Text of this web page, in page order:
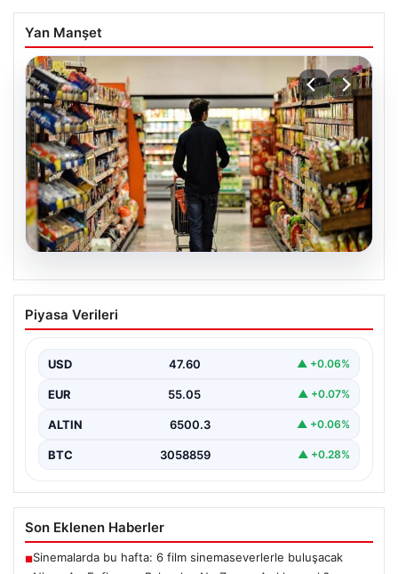
Yan Manşet
Nisan Ayı Enflasyon Rakamları Ne
Zaman Açıklanacak? Ekonomistlerin
Türkiye İstatistik Kurumu (TÜİK) tarafından açıklanacak
Piyasa Verileri
USD 47.60 ▲ +0.06%
EUR 55.05 ▲ +0.07%
ALTIN 6500.3 ▲ +0.06%
BTC 3058859 ▲ +0.28%
Son Eklenen Haberler
■Sinemalarda bu hafta: 6 film sinemaseverlerle buluşacak